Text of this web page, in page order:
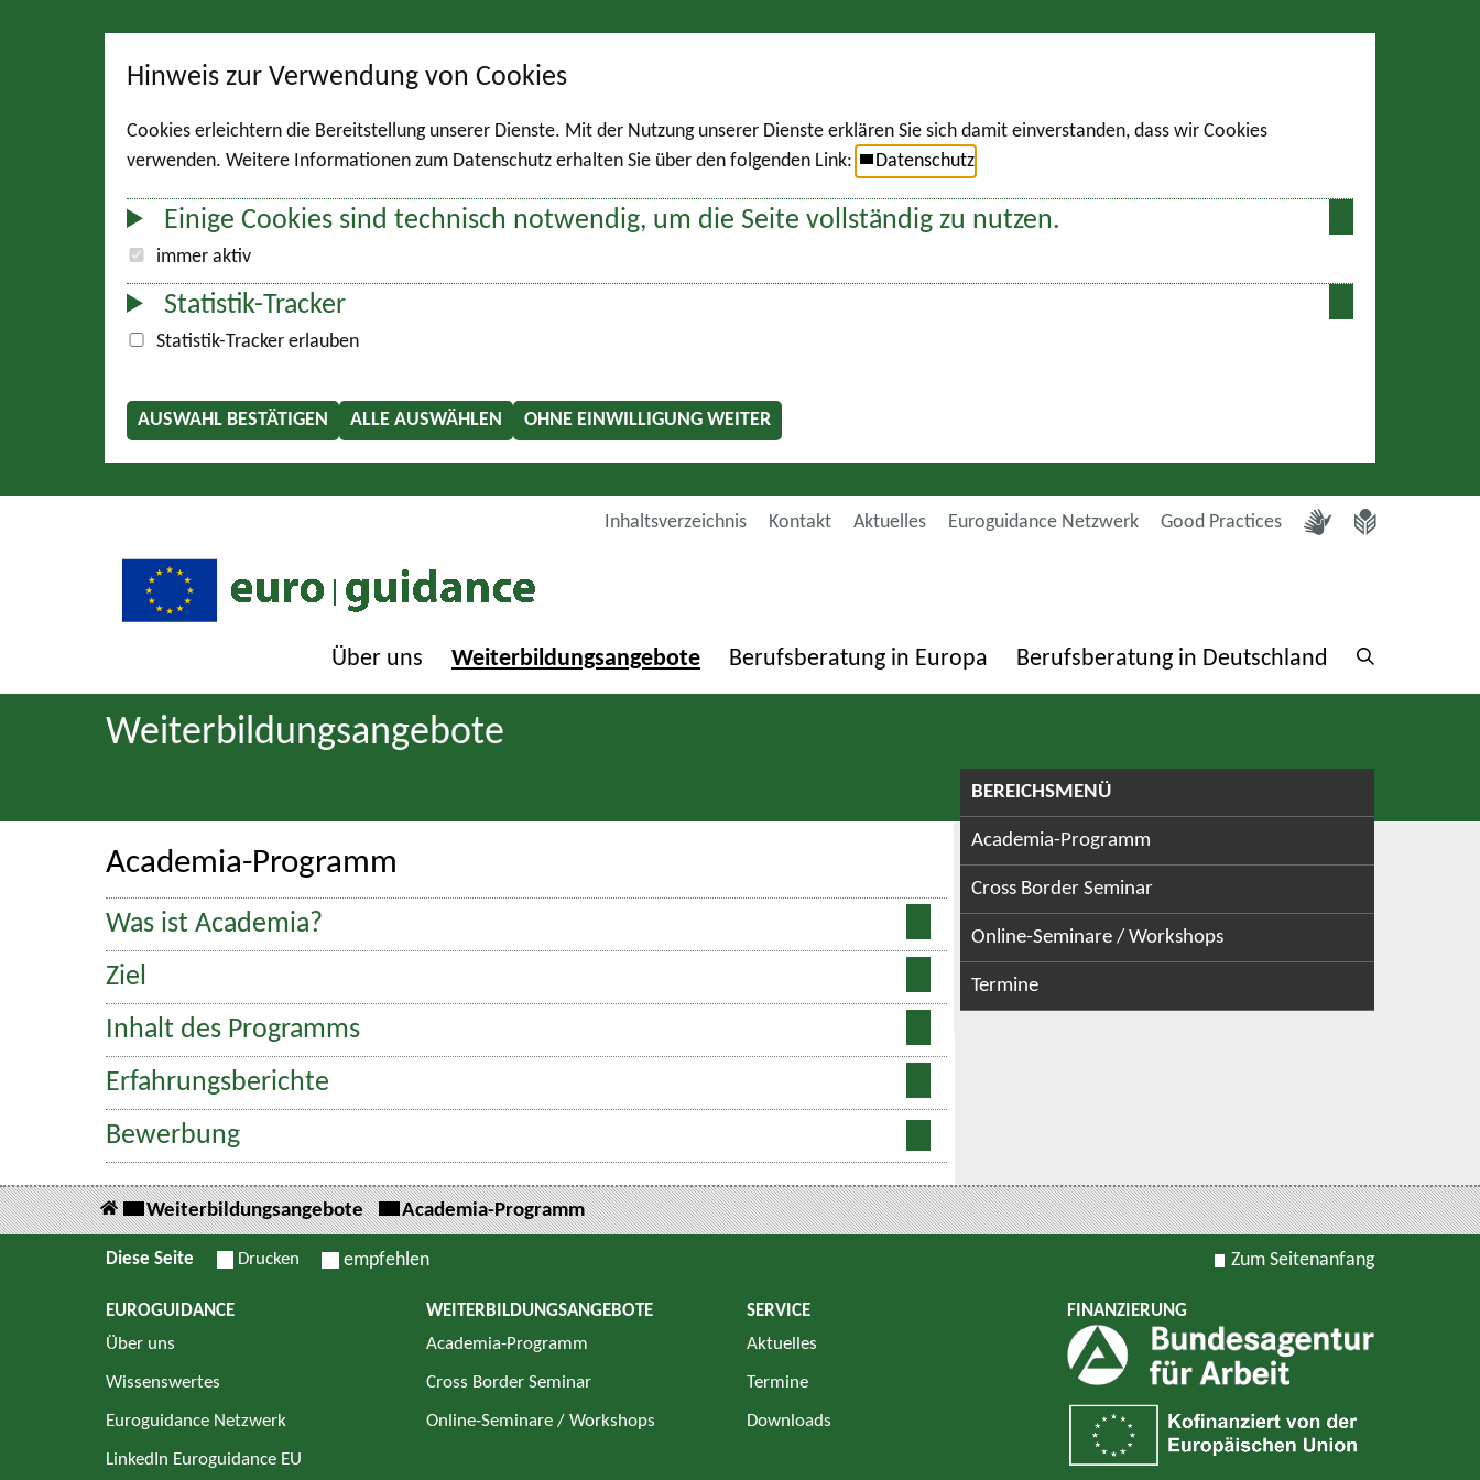
Hinweis zur Verwendung von Cookies
Cookies erleichtern die Bereitstellung unserer Dienste. Mit der Nutzung unserer Dienste erklären Sie sich damit einverstanden, dass wir Cookies
verwenden. Weitere Informationen zum Datenschutz erhalten Sie über den folgenden Link:
Datenschutz
Einige Cookies sind technisch notwendig, um die Seite vollständig zu nutzen.
immer aktiv
Statistik-Tracker
Statistik-Tracker erlauben
AUSWAHL BESTÄTIGEN ALLE AUSWÄHLEN OHNE EINWILLIGUNG WEITER
Inhaltsverzeichnis Kontakt Aktuelles Euroguidance Netzwerk Good Practices
Über uns Weiterbildungsangebote Berufsberatung in Europa Berufsberatung in Deutschland
Weiterbildungsangebote
Academia-Programm
Was ist Academia?
Ziel
Inhalt des Programms
Erfahrungsberichte
Bewerbung
BEREICHSMENÜ
Academia-Programm
Cross Border Seminar
Online-Seminare / Workshops
Termine
Weiterbildungsangebote Academia-Programm
Diese Seite Drucken empfehlen Zum Seitenanfang
EUROGUIDANCE
Über uns
Wissenswertes
Euroguidance Netzwerk
LinkedIn Euroguidance EU
WEITERBILDUNGSANGEBOTE
Academia-Programm
Cross Border Seminar
Online-Seminare / Workshops
SERVICE
Aktuelles
Termine
Downloads
FINANZIERUNG